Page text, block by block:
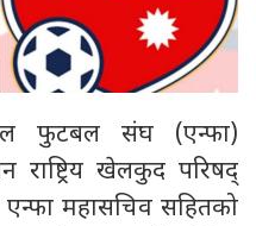
फुटबल संघ (एन्फा)
राष्ट्रिय खेलकुद परिषद्
महासचिव सहितको